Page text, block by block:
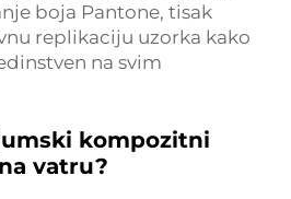
boja Pantone, tisak
replikaciju uzorka kako
na svim
kompozitni
vatru?